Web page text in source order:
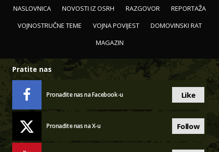
NASLOVNICA NOVOSTI IZ OSRH RAZGOVOR
REPORTAŽA
VOJNOSTRUČNE TEME
VOJNA POVIJEST
DOMOVINSKI RAT
MAGAZIN
Pratite nas
Pronađite nas na Facebook-u Like
Pronađite nas na X-u Follow